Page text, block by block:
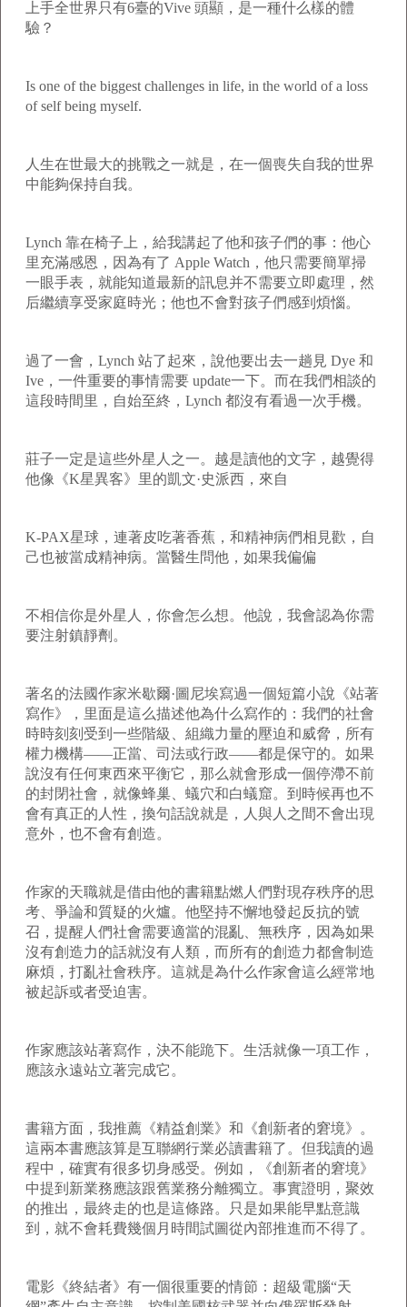
上手全世界只有6臺的Vive 頭顯，是一種什么樣的體
驗？
Is one of the biggest challenges in life, in the world of a loss
of self being myself.
人生在世最大的挑戰之一就是，在一個喪失自我的世界
中能夠保持自我。
Lynch 靠在椅子上，給我講起了他和孩子們的事：他心
里充滿感恩，因為有了 Apple Watch，他只需要簡單掃
一眼手表，就能知道最新的訊息并不需要立即處理，然
后繼續享受家庭時光；他也不會對孩子們感到煩惱。
過了一會，Lynch 站了起來，說他要出去一趟見 Dye 和
Ive，一件重要的事情需要 update一下。而在我們相談的
這段時間里，自始至終，Lynch 都沒有看過一次手機。
莊子一定是這些外星人之一。越是讀他的文字，越覺得
他像《K星異客》里的凱文·史派西，來自
K-PAX星球，連著皮吃著香蕉，和精神病們相見歡，自
己也被當成精神病。當醫生問他，如果我偏偏
不相信你是外星人，你會怎么想。他說，我會認為你需
要注射鎮靜劑。
著名的法國作家米歇爾·圖尼埃寫過一個短篇小說《站著
寫作》，里面是這么描述他為什么寫作的：我們的社會
時時刻刻受到一些階級、組織力量的壓迫和威脅，所有
權力機構——正當、司法或行政——都是保守的。如果
說沒有任何東西來平衡它，那么就會形成一個停滯不前
的封閉社會，就像蜂巢、蟻穴和白蟻窟。到時候再也不
會有真正的人性，換句話說就是，人與人之間不會出現
意外，也不會有創造。
作家的天職就是借由他的書籍點燃人們對現存秩序的思
考、爭論和質疑的火爐。他堅持不懈地發起反抗的號
召，提醒人們社會需要適當的混亂、無秩序，因為如果
沒有創造力的話就沒有人類，而所有的創造力都會制造
麻煩，打亂社會秩序。這就是為什么作家會這么經常地
被起訴或者受迫害。
作家應該站著寫作，決不能跪下。生活就像一項工作，
應該永遠站立著完成它。
書籍方面，我推薦《精益創業》和《創新者的窘境》。
這兩本書應該算是互聯網行業必讀書籍了。但我讀的過
程中，確實有很多切身感受。例如，《創新者的窘境》
中提到新業務應該跟舊業務分離獨立。事實證明，聚效
的推出，最終走的也是這條路。只是如果能早點意識
到，就不會耗費幾個月時間試圖從內部推進而不得了。
電影《終結者》有一個很重要的情節：超級電腦“天